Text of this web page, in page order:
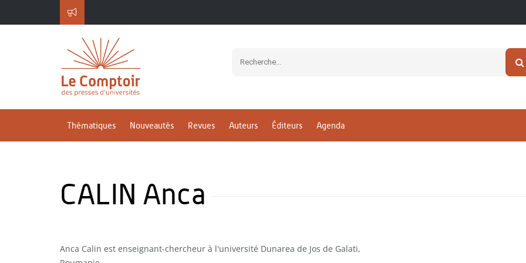
Thématiques Nouveautés Revues Auteurs Éditeurs Agenda
CALIN Anca
Anca Calin est enseignant-chercheur à l'université Dunarea de Jos de Galati,